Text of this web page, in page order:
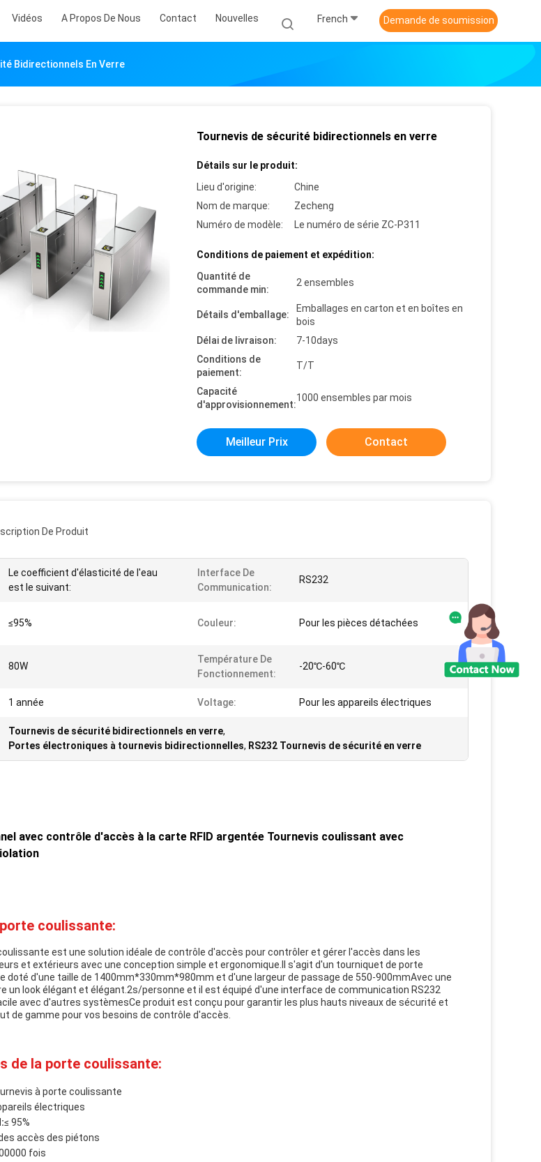
Vidéos A Propos De Nous Contact Nouvelles French Demande de soumission
Bidirectionnels En Verre
Tournevis de sécurité bidirectionnels en verre
Détails sur le produit:
Lieu d'origine:
Chine
Nom de marque:
Zecheng
Numéro de modèle:
Le numéro de série ZC-P311
Conditions de paiement et expédition:
Quantité de
commande min:
2 ensembles
Détails d'emballage:
Emballages en carton et en boîtes en
bois
Délai de livraison:
7-10days
Conditions de
paiement:
T/T
Capacité
d'approvisionnement:
1000 ensembles par mois
Meilleur Prix Contact
De Produit
Le coefficient d'élasticité de l'eau
est le suivant:
Interface De
Communication:
RS232
≤95% Couleur: Pour les pièces détachées
80W
Température De
Fonctionnement:
-20℃-60℃
1 année Voltage: Pour les appareils électriques
Tournevis de sécurité bidirectionnels en verre,
Portes électroniques à tournevis bidirectionnelles, RS232 Tournevis de sécurité en verre
avec contrôle d'accès à la carte RFID argentée Tournevis coulissant avec
coulissante:
est une solution idéale de contrôle d'accès pour contrôler et gérer l'accès dans les
et extérieurs avec une conception simple et ergonomique.Il s'agit d'un tourniquet de porte
doté d'une taille de 1400mm*330mm*980mm et d'une largeur de passage de 550-900mmAvec une
un look élégant et élégant.2s/personne et il est équipé d'une interface de communication RS232
avec d'autres systèmesCe produit est conçu pour garantir les plus hauts niveaux de sécurité et
de gamme pour vos besoins de contrôle d'accès.
de la porte coulissante:
à porte coulissante
électriques
≤ 95%
accès des piétons
fois